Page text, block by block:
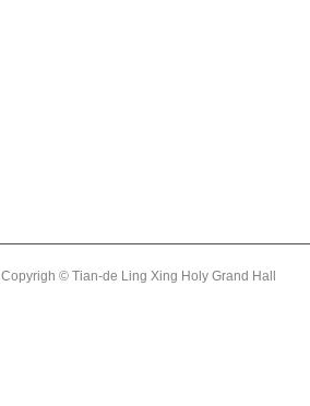
Copyrigh © Tian-de Ling Xing Holy Grand Hall